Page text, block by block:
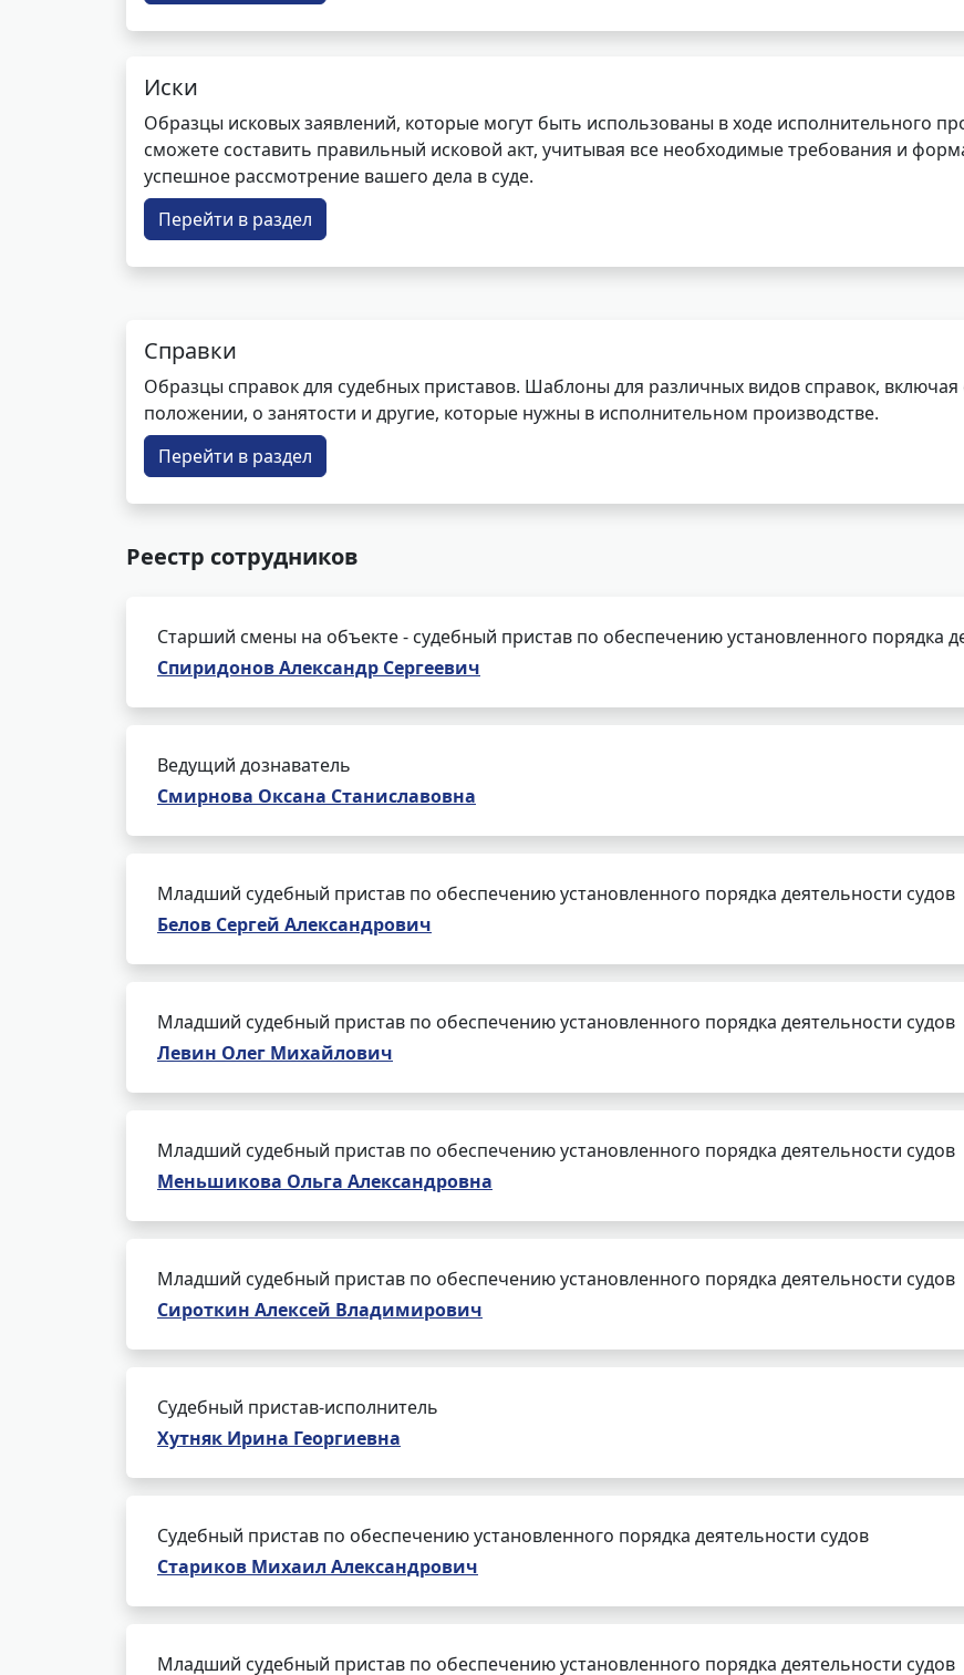
Иски
Образцы исковых заявлений, которые могут быть использованы в ходе исполнительного
сможете составить правильный исковой акт, учитывая все необходимые требования и
успешное рассмотрение вашего дела в суде.
Перейти в раздел
Справки
Образцы справок для судебных приставов. Шаблоны для различных видов справок,
положении, о занятости и другие, которые нужны в исполнительном производстве.
Перейти в раздел
Реестр сотрудников
Старший смены на объекте - судебный пристав по обеспечению установленного порядка
Спиридонов Александр Сергеевич
Ведущий дознаватель
Смирнова Оксана Станиславовна
Младший судебный пристав по обеспечению установленного порядка деятельности судов
Белов Сергей Александрович
Младший судебный пристав по обеспечению установленного порядка деятельности судов
Левин Олег Михайлович
Младший судебный пристав по обеспечению установленного порядка деятельности судов
Меньшикова Ольга Александровна
Младший судебный пристав по обеспечению установленного порядка деятельности судов
Сироткин Алексей Владимирович
Судебный пристав-исполнитель
Хутняк Ирина Георгиевна
Судебный пристав по обеспечению установленного порядка деятельности судов
Стариков Михаил Александрович
Младший судебный пристав по обеспечению установленного порядка деятельности судов